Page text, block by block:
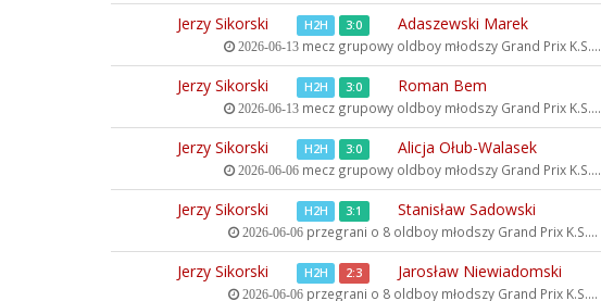
Jerzy Sikorski H2H 3:0 Adaszewski Marek
2026-06-13 mecz grupowy oldboy młodszy Grand Prix K.S....
Jerzy Sikorski H2H 3:0 Roman Bem
2026-06-13 mecz grupowy oldboy młodszy Grand Prix K.S....
Jerzy Sikorski H2H 3:0 Alicja Ołub-Walasek
2026-06-06 mecz grupowy oldboy młodszy Grand Prix K.S....
Jerzy Sikorski H2H 3:1 Stanisław Sadowski
2026-06-06przegrani o 8 oldboy młodszy Grand Prix K.S....
Jerzy Sikorski H2H 2:3 Jarosław Niewiadomski
2026-06-06przegrani o 8 oldboy młodszy Grand Prix K.S....